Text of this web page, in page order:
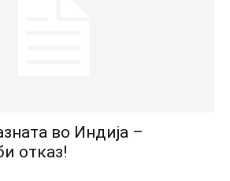
во Индија –
отказ!